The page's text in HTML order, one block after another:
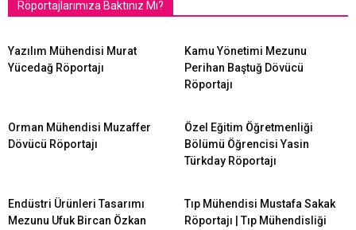
Röportajlarımıza Baktınız Mı?
Yazılım Mühendisi Murat
Yücedağ Röportajı
Kamu Yönetimi Mezunu
Perihan Baştuğ Dövücü
Röportajı
Orman Mühendisi Muzaffer
Dövücü Röportajı
Özel Eğitim Öğretmenliği
Bölümü Öğrencisi Yasin
Türkday Röportajı
Endüstri Ürünleri Tasarımı
Mezunu Ufuk Bircan Özkan
Tıp Mühendisi Mustafa Sakak
Röportajı | Tıp Mühendisliği